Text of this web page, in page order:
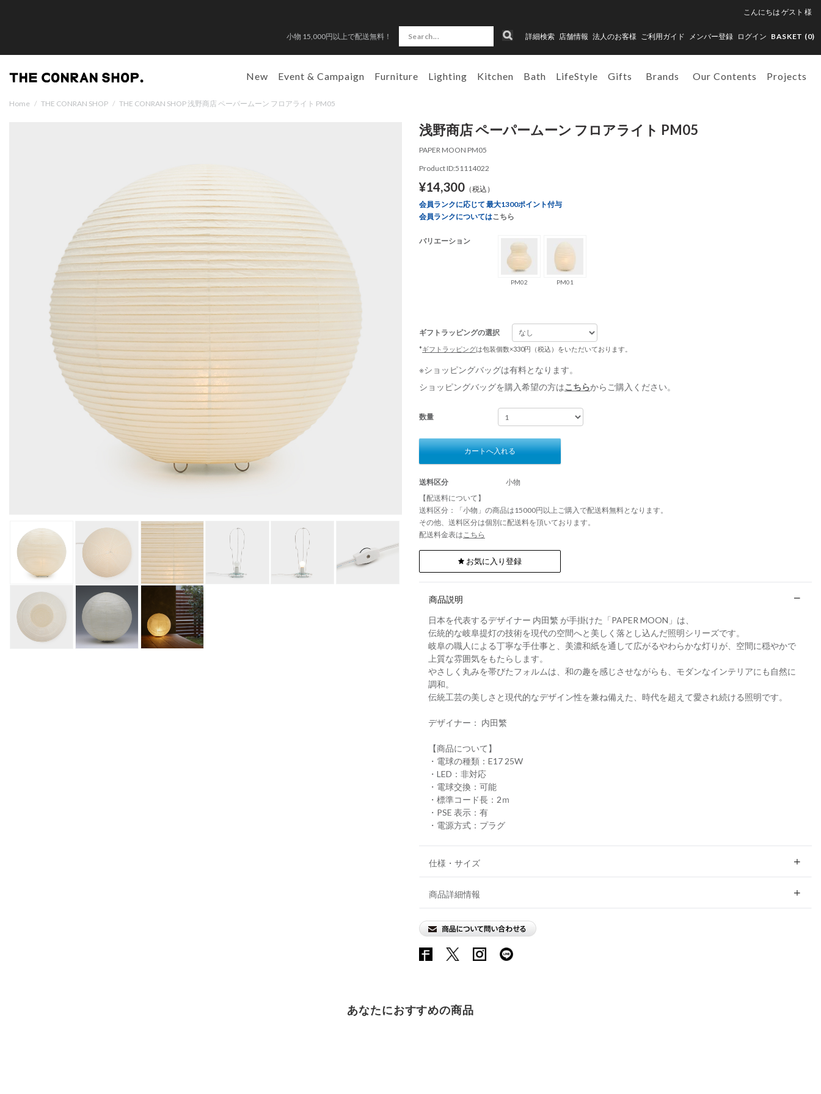
こんにちは ゲスト 様
小物 15,000円以上で配送無料！ 詳細検索 店舗情報 法人のお客様 ご利用ガイド メンバー登録 ログイン BASKET (0)
New Event & Campaign Furniture Lighting Kitchen Bath LifeStyle Gifts Brands Our Contents Projects
Home / THE CONRAN SHOP / THE CONRAN SHOP 浅野商店 ペーパームーン フロアライト PM05
浅野商店 ペーパームーン フロアライト PM05
PAPER MOON PM05
Product ID:51114022
¥14,300（税込）
会員ランクに応じて 最大1300ポイント付与
会員ランクについてはこちら
バリエーション
PM02 PM01
ギフトラッピングの選択
*ギフトラッピングは包装個数×330円（税込）をいただいております。
※ショッピングバッグは有料となります。
ショッピングバッグを購入希望の方はこちらからご購入ください。
数量
カートへ入れる
送料区分
小物
【配送料について】
送料区分：「小物」の商品は15000円以上ご購入で配送料無料となります。
その他、送料区分は個別に配送料を頂いております。
配送料金表はこちら
お気に入り登録
商品説明
日本を代表するデザイナー 内田繁 が手掛けた「PAPER MOON」は、
伝統的な岐阜提灯の技術を現代の空間へと美しく落とし込んだ照明シリーズです。
岐阜の職人による丁寧な手仕事と、美濃和紙を通して広がるやわらかな灯りが、空間に穏やかで
上質な雰囲気をもたらします。
やさしく丸みを帯びたフォルムは、和の趣を感じさせながらも、モダンなインテリアにも自然に
調和。
伝統工芸の美しさと現代的なデザイン性を兼ね備えた、時代を超えて愛され続ける照明です。
デザイナー： 内田繁
【商品について】
・電球の種類：E17 25W
・LED：非対応
・電球交換：可能
・標準コード長：2ｍ
・PSE 表示：有
・電源方式：プラグ
仕様・サイズ
商品詳細情報
あなたにおすすめの商品